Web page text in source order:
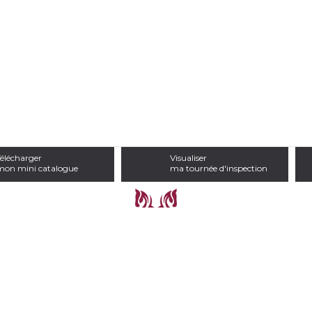
mini catalogue
Visualiser
ma tournée d'inspection